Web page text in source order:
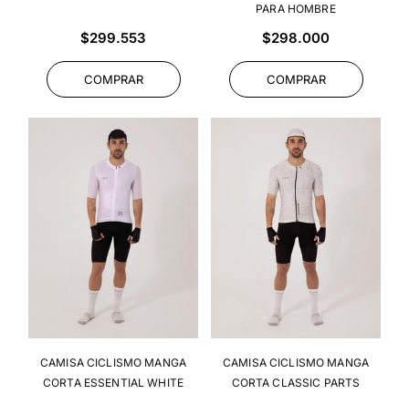
Precio
$299.553
COMPRAR
PARA HOMBRE
Precio
$298.000
COMPRAR
CAMISA CICLISMO MANGA
CORTA ESSENTIAL WHITE
CAMISA CICLISMO MANGA
CORTA CLASSIC PARTS